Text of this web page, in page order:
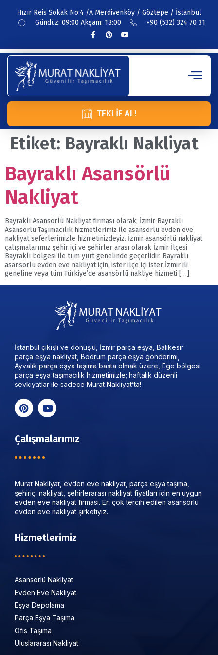
Hızır Reis Sokak No:4 /A Merdivenköy / Göztepe / İstanbul
Gündüz: 09:00 Akşam: 18:00
+90 (532) 324 70 31
TEKLIF AL!
Etiket: Bayraklı Nakliyat
Bayraklı Asansörlü
Nakliyat
Bayraklı Asansörlü Nakliyat firması olarak; İzmir Bayraklı
Asansörlü Taşımacılık hizmetlerimiz ile asansörlü evden eve
nakliyat seferlerimizle hizmetinizdeyiz. İzmir asansörlü nakliyat
çalışmalarımız şehir içi ve şehirler arası olarak İzmir İlçesi
Bayraklı bölgesi ile tüm yurt genelinde geçerlidir. Bayraklı
asansörlü evden eve nakliyat için, ister ilçe içi ister İzmir ili
geneline veya tüm Türkiye’de asansörlü nakliye hizmeti […]
İstanbul çıkışlı ve dönüşlü, İzmir parça eşya, Balıkesir
parça eşya nakliyat, Bodrum parça eşya gönderimi,
Ayvalık parça eşya taşıma başta olmak üzere, Ege bölgesi
parça eşya taşımacılık hizmetimizle; haftalık düzenli
sevkiyatlar ile sadece Murat Nakliyat’ta!
Çalışmalarımız
Murat Nakliyat, evden eve nakliyat, parça eşya taşıma,
şehiriçi nakliyat, şehirlerarası nakliyat fiyatları için en uygun
evden eve nakliyat firması. En çok tercih edilen asansörlü
evden eve nakliyat şirketiyiz.
Hizmetlerimiz
Asansörlü Nakliyat
Evden Eve Nakliyat
Eşya Depolama
Parça Eşya Taşıma
Ofis Taşıma
Uluslararası Nakliyat